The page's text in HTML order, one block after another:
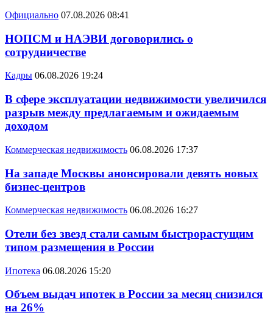
Официально 07.08.2026 08:41
НОПСМ и НАЭВИ договорились о
сотрудничестве
Кадры 06.08.2026 19:24
В сфере эксплуатации недвижимости увеличился
разрыв между предлагаемым и ожидаемым
доходом
Коммерческая недвижимость 06.08.2026 17:37
На западе Москвы анонсировали девять новых
бизнес-центров
Коммерческая недвижимость 06.08.2026 16:27
Отели без звезд стали самым быстрорастущим
типом размещения в России
Ипотека 06.08.2026 15:20
Объем выдач ипотек в России за месяц снизился
на 26%